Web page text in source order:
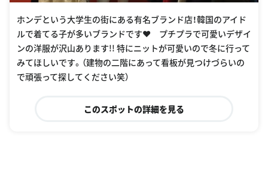
ホンデという大学生の街にある有名ブランド店！韓国のアイド
ルで着てる子が多いブランドです❤️ プチプラで可愛いデザイ
ンの洋服が沢山あります!! 特にニットが可愛いので冬に行って
みてほしいです。（建物の二階にあって看板が見つけづらいの
で頑張って探してください笑）
このスポットの詳細を見る